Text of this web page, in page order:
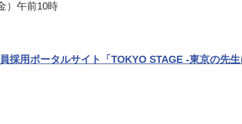
）午前10時
採用ポータルサイト「TOKYO STAGE -東京の先生